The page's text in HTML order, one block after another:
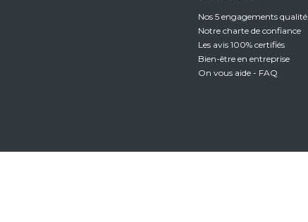
Nos 5 engagements qualité
Notre charte de confiance
Les avis 100% certifiés
Bien-être en entreprise
On vous aide - FAQ